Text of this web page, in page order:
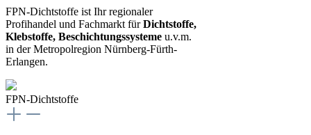
FPN-Dichtstoffe ist Ihr regionaler
Profihandel und Fachmarkt fürDichtstoffe,
Klebstoffe, Beschichtungssysteme u.v.m.
in der Metropolregion Nürnberg-Fürth-
Erlangen.
FPN-Dichtstoffe